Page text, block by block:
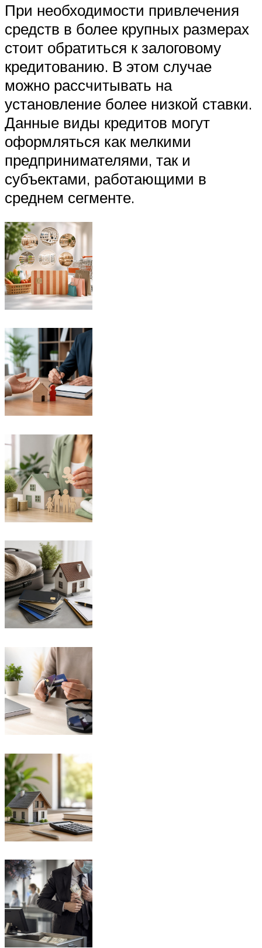
При необходимости привлечения
средств в более крупных размерах
стоит обратиться к залоговому
кредитованию. В этом случае
можно рассчитывать на
установление более низкой ставки.
Данные виды кредитов могут
оформляться как мелкими
предпринимателями, так и
субъектами, работающими в
среднем сегменте.